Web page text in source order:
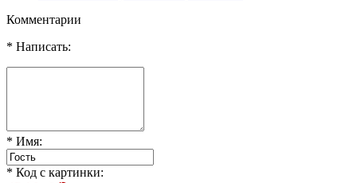
Комментарии
* Написать:
* Имя:
* Код с картинки: